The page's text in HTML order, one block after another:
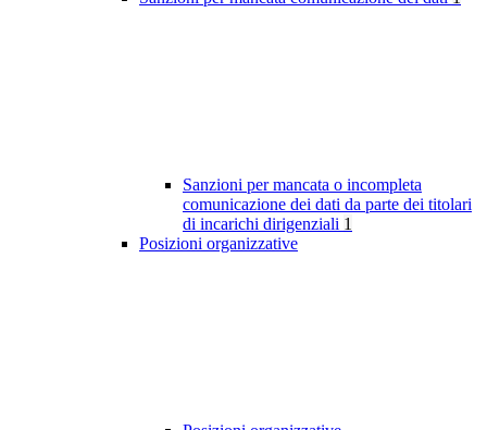
Sanzioni per mancata o incompleta
comunicazione dei dati da parte dei titolari
di incarichi dirigenziali 1
Posizioni organizzative